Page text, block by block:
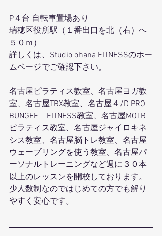
P４台 自転車置場あり
瑞穂区役所駅（１番出口を北（右）へ
５０ｍ）
詳しくは、Studio ohana FITNESSのホー
ムページでご確認下さい。
名古屋ピラティス教室、名古屋ヨガ教
室、名古屋TRX教室、名古屋４/D PRO
BUNGEE　FITNESS教室、名古屋MOTR
ピラティス教室、名古屋ジャイロキネ
シス教室、名古屋脳トレ教室、名古屋
ウェーブリングを使う教室、名古屋パ
ーソナルトレーニングなど週に３０本
以上のレッスンを開校しております。
少人数制なのではじめての方でも解り
やすく安心です。